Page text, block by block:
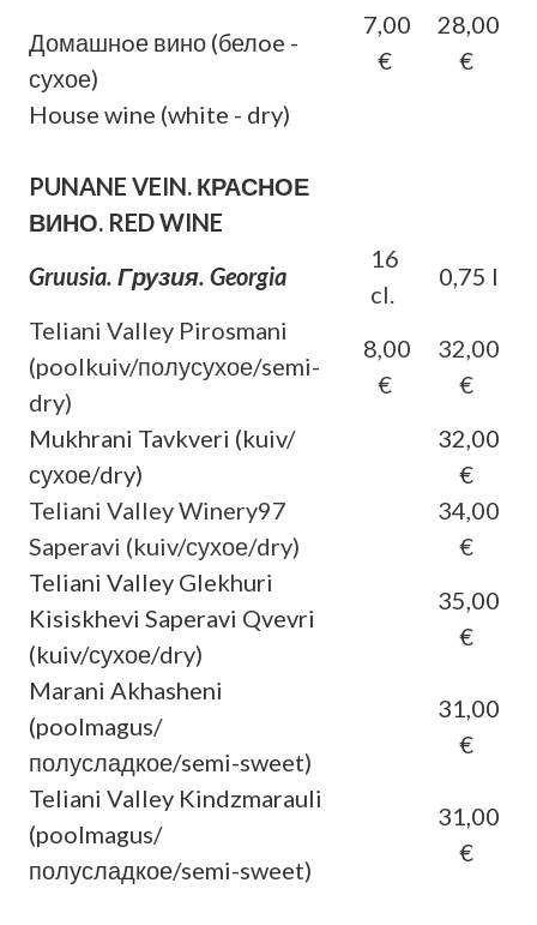
Домашнoе вино (белoe -
сухое)
House wine (white - dry)
7,00
€
28,00
€
PUNANE VEIN. КРАСНОЕ
ВИНО. RED WINE
Gruusia. Грузия. Georgia
16
cl.
0,75 l
Teliani Valley Pirosmani
(poolkuiv/полусухое/semi-
dry)
8,00
€
32,00
€
Mukhrani Tavkveri (kuiv/
сухое/dry)
32,00
€
Teliani Valley Winery97
Saperavi (kuiv/сухое/dry)
34,00
€
Teliani Valley Glekhuri
Kisiskhevi Saperavi Qvevri
(kuiv/сухое/dry)
35,00
€
Marani Akhasheni
(poolmagus/
полусладкое/semi-sweet)
31,00
€
Teliani Valley Kindzmarauli
(poolmagus/
полусладкое/semi-sweet)
31,00
€